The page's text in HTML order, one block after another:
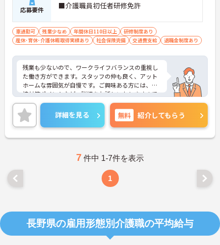
応募要件 ■介護職員初任者研修免許
車通勤可 残業少なめ 年間休日110日以上
研修制度あり
産休･育休･介護休暇取得実績あり
社会保険完備 交通費支給 退職金制度あり
残業も少ないので、ワークライフバランスの重視し
た働き方ができます。スタッフの仲も良く、アット
ホームな雰囲気が自慢です。ご興味ある方には、面
接対策ポイントなど、詳細をお話しいたしますので
お気軽にご相談ください。
詳細を見る 無料 紹介してもらう
7 件中 1-7件を表示
1
長野県の雇用形態別介護職の平均給与